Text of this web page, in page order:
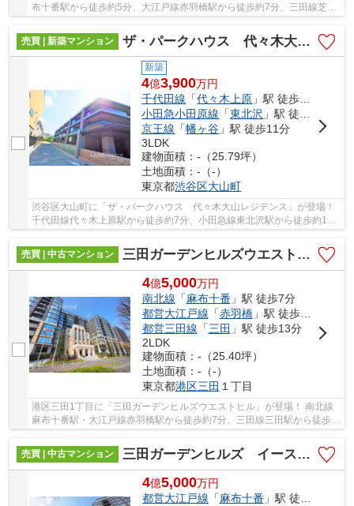
布十番駅から徒歩約5分、大江戸線赤羽橋駅から徒歩約7分、三田線芝公
園駅から徒歩約10分。 3路線3駅利用可能な大変...
売買 | 新築マンション
ザ・パークハウス 代々木大山レジデンス
新築
4億3,900万円
千代田線 「代々木上原 」駅 徒歩7分
小田急小田原線 「東北沢 」駅 徒歩10分
京王線 「幡ヶ谷 」駅 徒歩11分
3LDK
建物面積：-（25.79坪）
土地面積：-（-）
東京都渋谷区大山町
渋谷区大山町に「ザ・パークハウス 代々木大山レジデンス」が登場！
千代田線代々木上原駅から徒歩約7分、小田急線東北沢駅から徒歩約10
売買 | 中古マンション
三田ガーデンヒルズウエストヒル
4億5,000万円
南北線 「麻布十番 」駅 徒歩7分
都営大江戸線 「赤羽橋」駅 徒歩7分
都営三田線 「三田 」駅 徒歩13分
2LDK
建物面積：-（25.40坪）
土地面積：-（-）
東京都港区三田 １丁目
港区三田1丁目に「三田ガーデンヒルズウエストヒル」が登場！ 南北線
麻布十番駅・大江戸線赤羽橋駅から徒歩約7分、三田線三田駅から徒歩約
売買 | 中古マンション
三田ガーデンヒルズ イーストヒル
4億5,000万円
都営大江戸線 「麻布十番 」駅 徒歩5分